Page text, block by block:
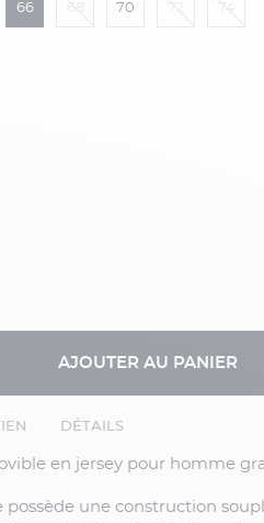
66 70
AJOUTER AU PANIER
DÉTAILS
en jersey pour homme